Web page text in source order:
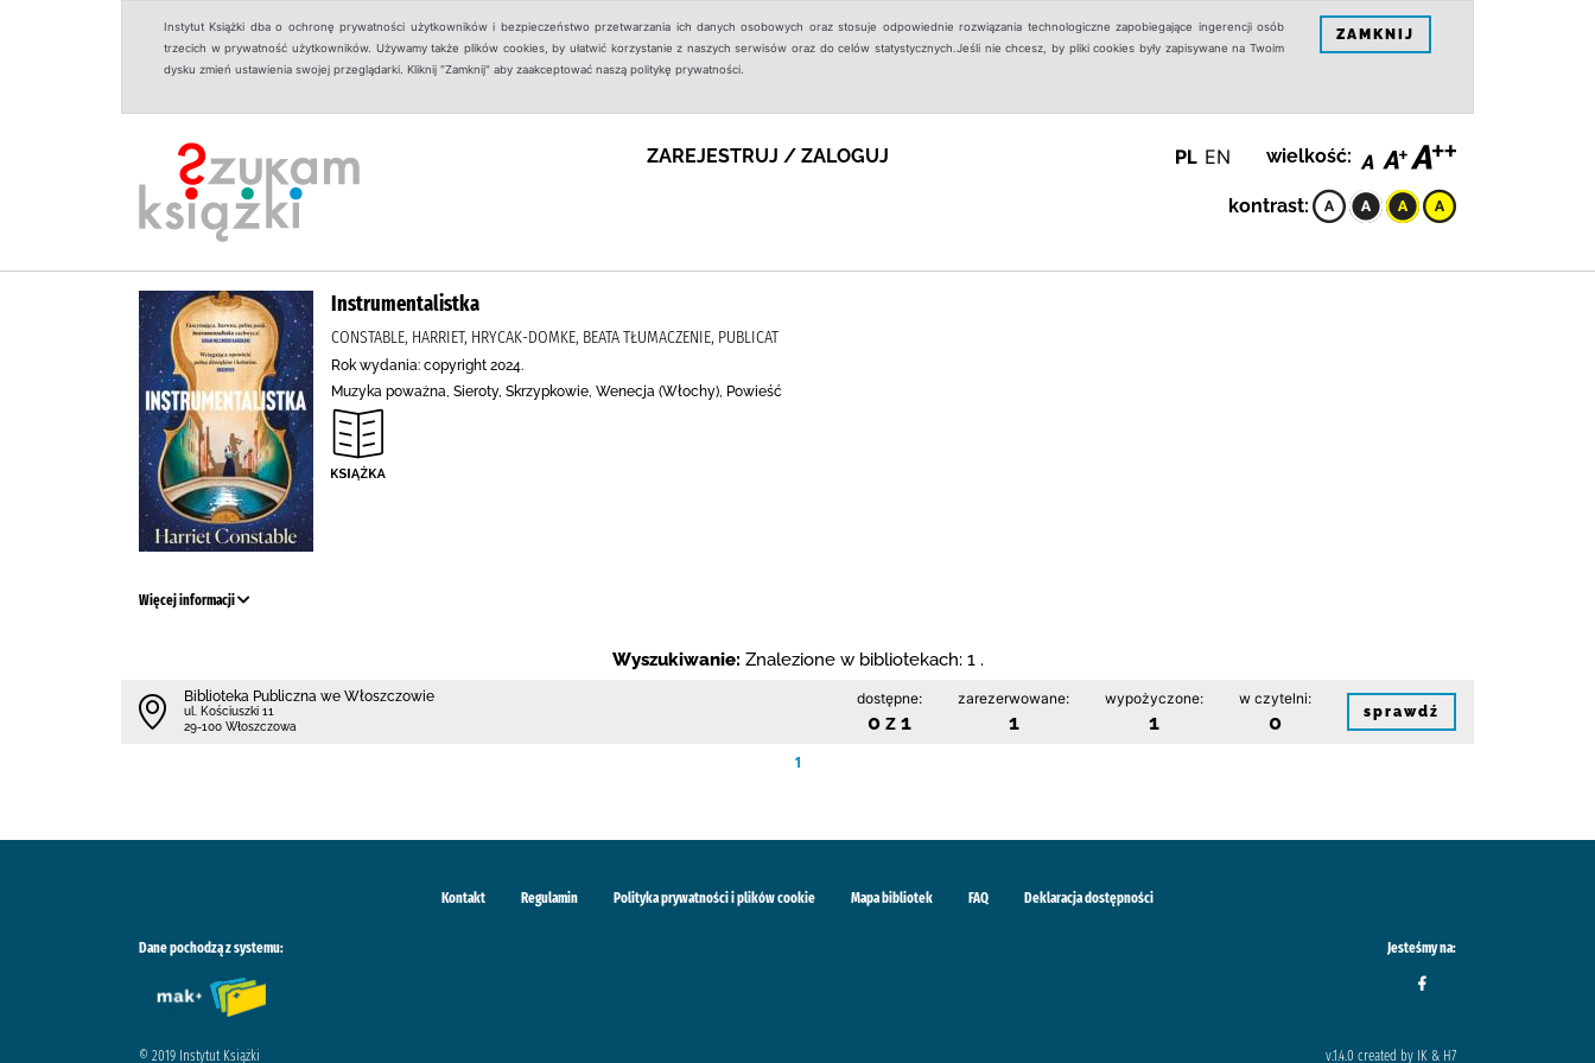
Instytut Książki dba o ochronę prywatności użytkowników i bezpieczeństwo przetwarzania ich danych osobowych oraz stosuje odpowiednie rozwiązania technologiczne zapobiegające ingerencji osób
trzecich w prywatność użytkowników. Używamy także plików cookies, by ułatwić korzystanie z naszych serwisów oraz do celów statystycznych.Jeśli nie chcesz, by pliki cookies były zapisywane na Twoim
dysku zmień ustawienia swojej przeglądarki. Kliknij "Zamknij" aby zaakceptować naszą politykę prywatności.
ZAMKNIJ
ZAREJESTRUJ / ZALOGUJ PL EN wielkość:
kontrast:
Instrumentalistka
CONSTABLE, HARRIET, HRYCAK-DOMKE, BEATA TŁUMACZENIE, PUBLICAT
Rok wydania: copyright 2024.
Muzyka poważna, Sieroty, Skrzypkowie, Wenecja (Włochy), Powieść
Więcej informacji
Wyszukiwanie: Znalezione w bibliotekach: 1 .
Biblioteka Publiczna we Włoszczowie
ul. Kościuszki 11
29-100 Włoszczowa
dostępne:
0 z 1
zarezerwowane:
1
wypożyczone:
1
w czytelni:
0 sprawdź
1
Kontakt Regulamin Polityka prywatności i plików cookie Mapa bibliotek FAQ Deklaracja dostępności
Dane pochodzą z systemu: Jesteśmy na:
© 2019 Instytut Książki v.1.4.0 created by IK & H7